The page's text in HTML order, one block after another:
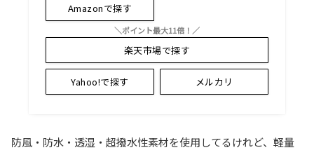
Amazonで探す
＼ポイント最大11倍！／
楽天市場で探す
Yahoo!で探す メルカリ
防風・防水・透湿・超撥水性素材を使用してるけれど、軽量